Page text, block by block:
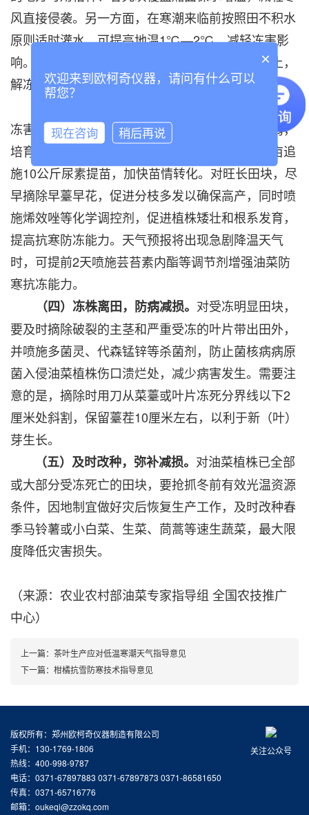
风直接侵袭。另一方面，在寒潮来临前按照田不积水
原则适时灌水，可提高地温1℃—2℃，减轻冻害影
响。需要注意的是，浇水后外露的根基需重新培土，
解冻后应及时清沟排水，以免因渍水伤根。
培育壮苗是抗低温
冻害最直接有效的措施，坚持分类管理，控旺促弱，
培育壮苗。对晚播弱苗，结合中耕松土，在根部亩追
施10公斤尿素提苗，加快苗情转化。对旺长田块，尽
早摘除早薹早花，促进分枝多发以确保高产，同时喷
施烯效唑等化学调控剂，促进植株矮壮和根系发育，
提高抗寒防冻能力。天气预报将出现急剧降温天气
时，可提前2天喷施芸苔素内酯等调节剂增强油菜防
寒抗冻能力。
（四）冻株离田，防病减损。 对受冻明显田块，
要及时摘除破裂的主茎和严重受冻的叶片带出田外，
并喷施多菌灵、代森锰锌等杀菌剂，防止菌核病病原
菌入侵油菜植株伤口溃烂处，减少病害发生。需要注
意的是，摘除时用刀从菜薹或叶片冻死分界线以下2
厘米处斜割，保留薹茬10厘米左右，以利于新（叶）
芽生长。
（五）及时改种，弥补减损。 对油菜植株已全部
或大部分受冻死亡的田块，要抢抓冬前有效光温资源
条件，因地制宜做好灾后恢复生产工作，及时改种春
季马铃薯或小白菜、生菜、茼蒿等速生蔬菜，最大限
度降低灾害损失。
（来源：农业农村部油菜专家指导组 全国农技推广
中心）
上一篇： 茶叶生产应对低温寒潮天气指导意见
下一篇： 柑橘抗雪防寒技术指导意见
关注公众号
版权所有：郑州欧柯奇仪器制造有限公司
手机：130-1769-1806
热线：400-998-9787
电话：0371-67897883 0371-67897873 0371-86581650
传真：0371-65716776
邮箱：oukeqi@zzokq.com
×
欢迎来到欧柯奇仪器，请问有什么可以
帮您？
现在咨询 稍后再说